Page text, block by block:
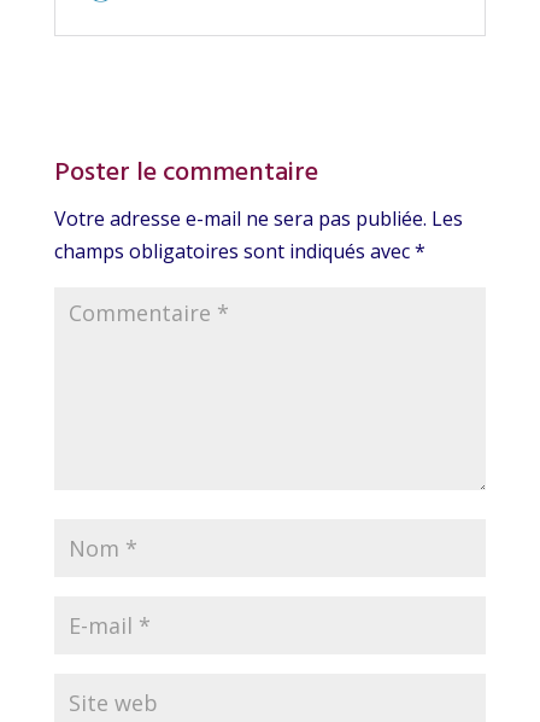
Poster le commentaire
Votre adresse e-mail ne sera pas publiée. Les
champs obligatoires sont indiqués avec*